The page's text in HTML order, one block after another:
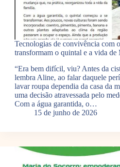
Tecnologias de convivência com
transformam o quintal e a vida
“Era bem difícil, viu? Antes da
lembra Aline, ao falar daquele
lavar roupa dependia da casa da
uma decisão atravessada pelo
Com a água garantida, o…
15 de junho de 2026